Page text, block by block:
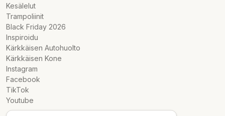
Kesälelut
Trampoliinit
Black Friday 2026
Inspiroidu
Kärkkäisen Autohuolto
Kärkkäisen Kone
Instagram
Facebook
TikTok
Youtube